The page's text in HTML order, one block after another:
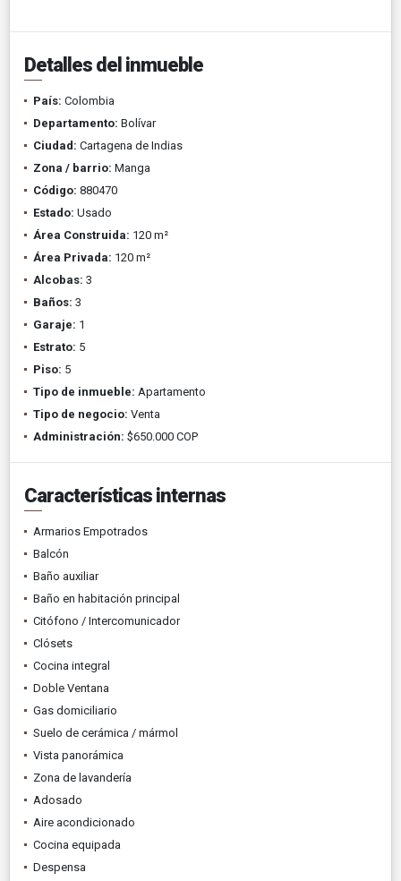
Detalles del inmueble
País: Colombia
Departamento: Bolívar
Ciudad: Cartagena de Indias
Zona / barrio: Manga
Código: 880470
Estado: Usado
Área Construida: 120 m²
Área Privada: 120 m²
Alcobas: 3
Baños: 3
Garaje: 1
Estrato: 5
Piso: 5
Tipo de inmueble: Apartamento
Tipo de negocio: Venta
Administración: $650.000 COP
Características internas
Armarios Empotrados
Balcón
Baño auxiliar
Baño en habitación principal
Citófono / Intercomunicador
Clósets
Cocina integral
Doble Ventana
Gas domiciliario
Suelo de cerámica / mármol
Vista panorámica
Zona de lavandería
Adosado
Aire acondicionado
Cocina equipada
Despensa